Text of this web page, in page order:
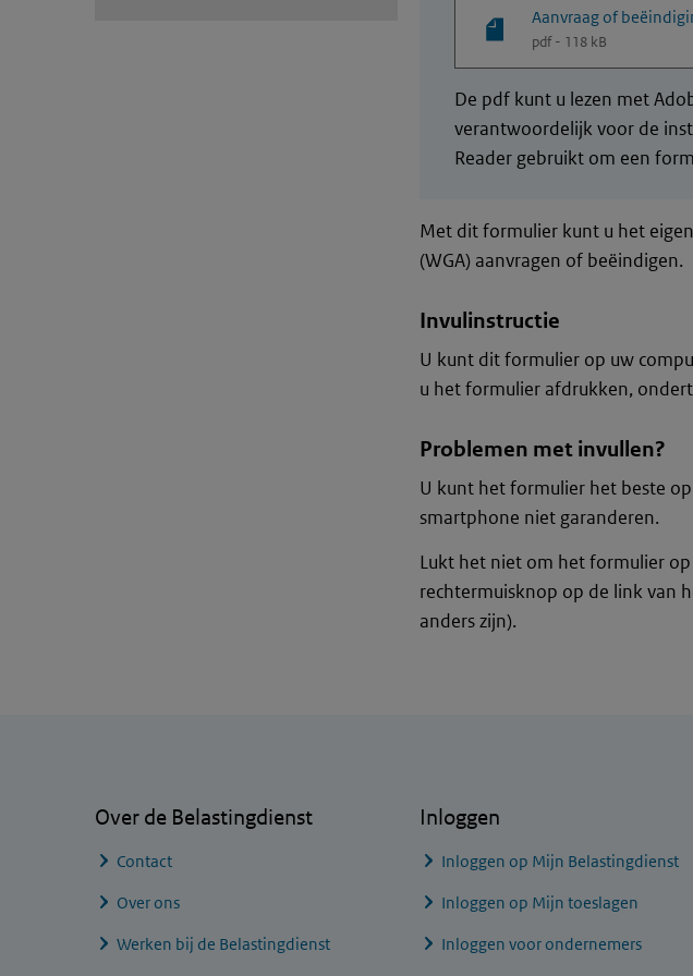
Aanvraag of
pdf - 118 kB
De pdf kunt u lezen met
verantwoordelijk voor de
Reader gebruikt om een
Met dit formulier kunt u het
(WGA) aanvragen of beëindigen.
Invulinstructie
U kunt dit formulier op uw
u het formulier afdrukken,
Problemen met invullen?
U kunt het formulier het beste
smartphone niet garanderen.
Lukt het niet om het formulier
rechtermuisknop op de link van
anders zijn).
Over de Belastingdienst
Contact
Over ons
Werken bij de Belastingdienst
Inloggen
Inloggen op Mijn Belastingdienst
Inloggen op Mijn toeslagen
Inloggen voor ondernemers